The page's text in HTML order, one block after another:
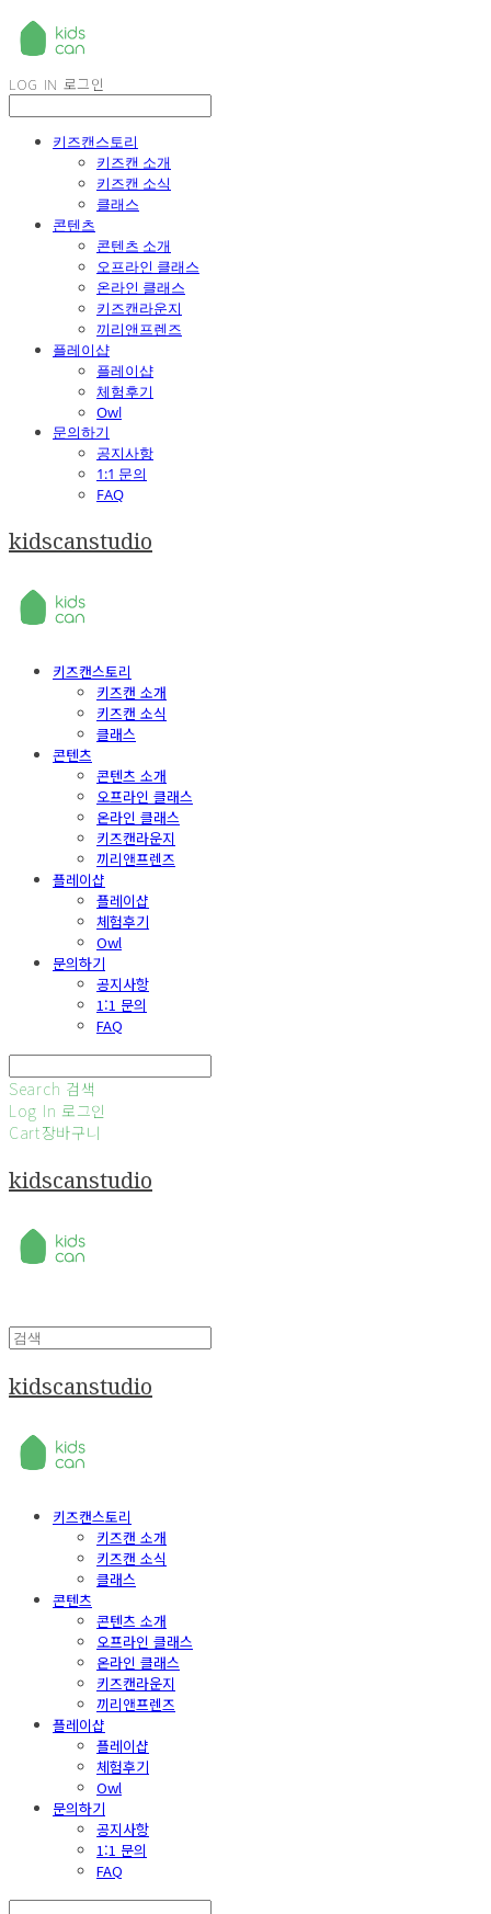
LOG IN 로그인
키즈캔스토리
키즈캔 소개
키즈캔 소식
클래스
콘텐츠
콘텐츠 소개
오프라인 클래스
온라인 클래스
키즈캔라운지
끼리앤프렌즈
플레이샵
플레이샵
체험후기
Owl
문의하기
공지사항
1:1 문의
FAQ
kidscanstudio
키즈캔스토리
키즈캔 소개
키즈캔 소식
클래스
콘텐츠
콘텐츠 소개
오프라인 클래스
온라인 클래스
키즈캔라운지
끼리앤프렌즈
플레이샵
플레이샵
체험후기
Owl
문의하기
공지사항
1:1 문의
FAQ
Search 검색
Log In 로그인
Cart장바구니
kidscanstudio
kidscanstudio
키즈캔스토리
키즈캔 소개
키즈캔 소식
클래스
콘텐츠
콘텐츠 소개
오프라인 클래스
온라인 클래스
키즈캔라운지
끼리앤프렌즈
플레이샵
플레이샵
체험후기
Owl
문의하기
공지사항
1:1 문의
FAQ